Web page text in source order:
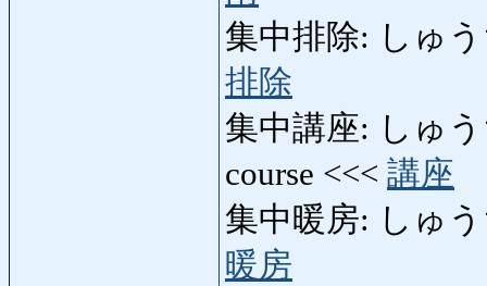
集中排除: しゅ
排除
集中講座: しゅう
course <<< 講座
集中暖房: しゅ
暖房